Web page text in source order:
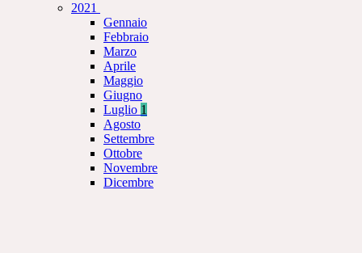
2021
Gennaio
Febbraio
Marzo
Aprile
Maggio
Giugno
Luglio 1
Agosto
Settembre
Ottobre
Novembre
Dicembre